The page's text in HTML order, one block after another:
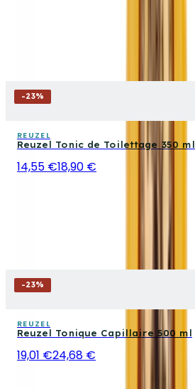
-23%
REUZEL
Reuzel Tonic de Toilettage 350 ml
14,55 €18,90 €
-23%
REUZEL
Reuzel Tonique Capillaire 500 ml
19,01 €24,68 €